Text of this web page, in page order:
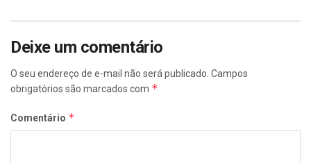
Deixe um comentário
O seu endereço de e-mail não será publicado. Campos
obrigatórios são marcados com *
Comentário *